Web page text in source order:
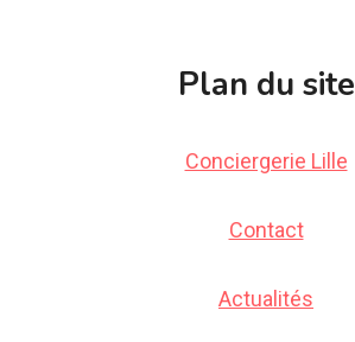
Plan du site
Conciergerie Lille
Contact
Actualités